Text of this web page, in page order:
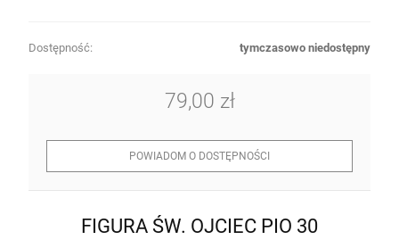
Dostępność: tymczasowo niedostępny
79,00 zł
POWIADOM O DOSTĘPNOŚCI
FIGURA ŚW. OJCIEC PIO 30